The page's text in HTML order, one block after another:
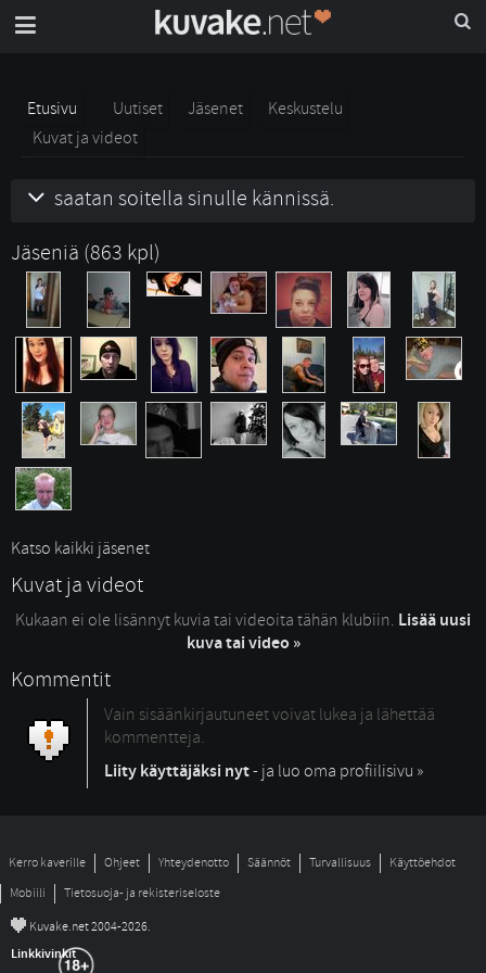
Etusivu Uutiset Jäsenet
Keskustelu
Kuvat ja videot
saatan soitella sinulle kännissä.
Jäseniä (863 kpl)
Katso kaikki jäsenet
Kuvat ja videot
Kukaan ei ole lisännyt kuvia tai videoita tähän klubiin. Lisää uusi
kuva tai video »
Kommentit
Vain sisäänkirjautuneet voivat lukea ja lähettää
kommentteja.
Liity käyttäjäksi nyt- ja luo oma profiilisivu »
Kerro kaverille Ohjeet Yhteydenotto Säännöt Turvallisuus
Käyttöehdot
Mobiili
Tietosuoja- ja rekisteriseloste
© Kuvake.net 2004-2026.
Linkkivinkit